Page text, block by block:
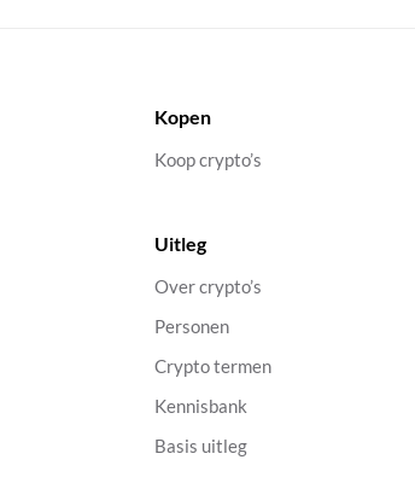
Kopen
Koop crypto’s
Uitleg
Over crypto’s
Personen
Crypto termen
Kennisbank
Basis uitleg